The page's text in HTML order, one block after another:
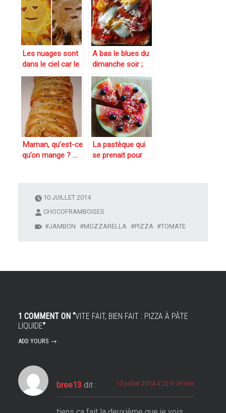
Les nuages sont
dans le ciel car le
soleil est dans
l’assiette : Pizza
soleil pour le défi
boulange.
A bas le blues du
dimanche soir ;
vive le pain de
mie-pizza !
Maman, qu’est-ce
qu’on mange ? …
tomates,
mozzarella)
La pastèque qui
se prenait pour
10 JUILLET 2014
CHOCOFRAMBOISES
JAMBON
MOZZARELLA PIZZA TOMATE
1 COMMENT ON “VITE FAIT, BIEN FAIT : PIZZA À PÂTE
LIQUIDE”
ADD YOURS →
bree13 dit : 10 juillet 2014 à 22 h 39 min